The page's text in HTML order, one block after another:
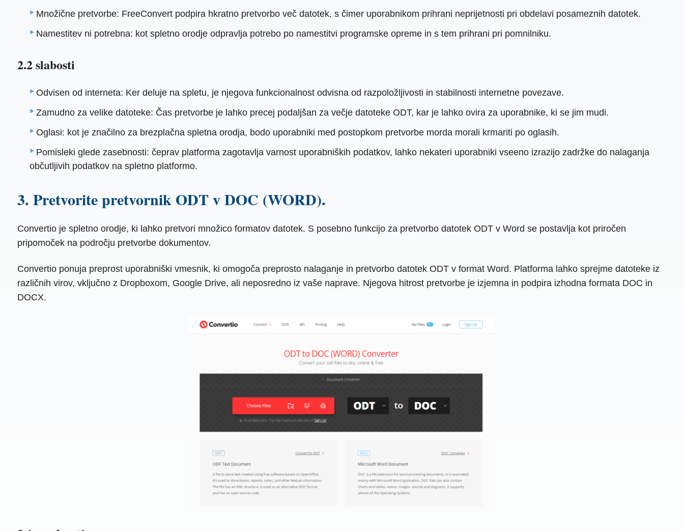
Množične pretvorbe: FreeConvert podpira hkratno pretvorbo več datotek, s čimer uporabnikom prihrani neprijetnosti pri obdelavi posameznih datotek.
Namestitev ni potrebna: kot spletno orodje odpravlja potrebo po namestitvi programske opreme in s tem prihrani pri pomnilniku.
2.2 slabosti
Odvisen od interneta: Ker deluje na spletu, je njegova funkcionalnost odvisna od razpoložljivosti in stabilnosti internetne povezave.
Zamudno za velike datoteke: Čas pretvorbe je lahko precej podaljšan za večje datoteke ODT, kar je lahko ovira za uporabnike, ki se jim mudi.
Oglasi: kot je značilno za brezplačna spletna orodja, bodo uporabniki med postopkom pretvorbe morda morali krmariti po oglasih.
Pomisleki glede zasebnosti: čeprav platforma zagotavlja varnost uporabniških podatkov, lahko nekateri uporabniki vseeno izrazijo zadržke do nalaganja
občutljivih podatkov na spletno platformo.
3. Pretvorite pretvornik ODT v DOC (WORD).
Convertio je spletno orodje, ki lahko pretvori množico formatov datotek. S posebno funkcijo za pretvorbo datotek ODT v Word se postavlja kot priročen
pripomoček na področju pretvorbe dokumentov.
Convertio ponuja preprost uporabniški vmesnik, ki omogoča preprosto nalaganje in pretvorbo datotek ODT v format Word. Platforma lahko sprejme datoteke iz
različnih virov, vključno z Dropboxom, Google Drive, ali neposredno iz vaše naprave. Njegova hitrost pretvorbe je izjemna in podpira izhodna formata DOC in
DOCX.